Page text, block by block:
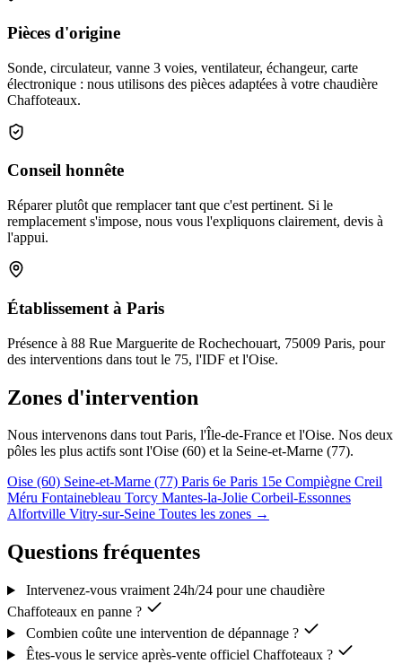
Pièces d'origine
Sonde, circulateur, vanne 3 voies, ventilateur, échangeur, carte
électronique : nous utilisons des pièces adaptées à votre chaudière
Chaffoteaux.
Conseil honnête
Réparer plutôt que remplacer tant que c'est pertinent. Si le
remplacement s'impose, nous vous l'expliquons clairement, devis à
l'appui.
Établissement à Paris
Présence à 88 Rue Marguerite de Rochechouart, 75009 Paris, pour
des interventions dans tout le 75, l'IDF et l'Oise.
Zones d'intervention
Nous intervenons dans tout Paris, l'Île-de-France et l'Oise. Nos deux
pôles les plus actifs sont l'Oise (60) et la Seine-et-Marne (77).
Oise (60) Seine-et-Marne (77) Paris 6e Paris 15e Compiègne Creil
Méru Fontainebleau Torcy Mantes-la-Jolie Corbeil-Essonnes
Alfortville Vitry-sur-Seine Toutes les zones →
Questions fréquentes
Intervenez-vous vraiment 24h/24 pour une chaudière
Chaffoteaux en panne ?
Combien coûte une intervention de dépannage ?
Êtes-vous le service après-vente officiel Chaffoteaux ?